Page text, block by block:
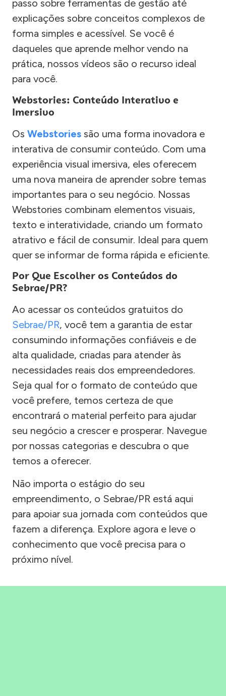
passo sobre ferramentas de gestão até
explicações sobre conceitos complexos de
forma simples e acessível. Se você é
daqueles que aprende melhor vendo na
prática, nossos vídeos são o recurso ideal
para você.
Webstories: Conteúdo Interativo e
Imersivo
Os Webstories são uma forma inovadora e
interativa de consumir conteúdo. Com uma
experiência visual imersiva, eles oferecem
uma nova maneira de aprender sobre temas
importantes para o seu negócio. Nossas
Webstories combinam elementos visuais,
texto e interatividade, criando um formato
atrativo e fácil de consumir. Ideal para quem
quer se informar de forma rápida e eficiente.
Por Que Escolher os Conteúdos do
Sebrae/PR?
Ao acessar os conteúdos gratuitos do
Sebrae/PR, você tem a garantia de estar
consumindo informações confiáveis e de
alta qualidade, criadas para atender às
necessidades reais dos empreendedores.
Seja qual for o formato de conteúdo que
você prefere, temos certeza de que
encontrará o material perfeito para ajudar
seu negócio a crescer e prosperar. Navegue
por nossas categorias e descubra o que
temos a oferecer.
Não importa o estágio do seu
empreendimento, o Sebrae/PR está aqui
para apoiar sua jornada com conteúdos que
fazem a diferença. Explore agora e leve o
conhecimento que você precisa para o
próximo nível.